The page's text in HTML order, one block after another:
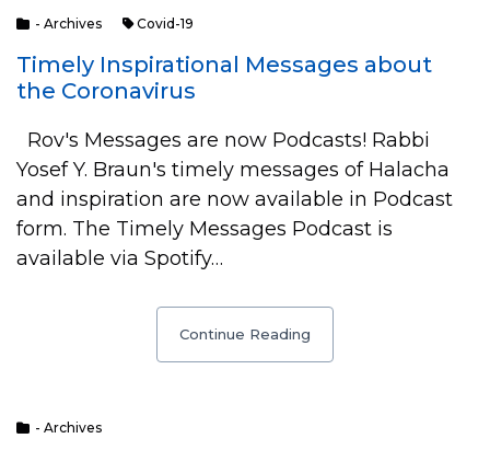
- Archives Covid-19
Timely Inspirational Messages about
the Coronavirus
Rov's Messages are now Podcasts! Rabbi
Yosef Y. Braun's timely messages of Halacha
and inspiration are now available in Podcast
form. The Timely Messages Podcast is
available via Spotify…
Continue Reading
- Archives